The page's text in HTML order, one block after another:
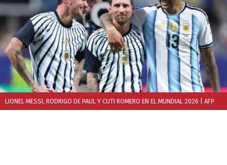
LIONEL MESSI, RODRIGO DE PAUL Y CUTI ROMERO EN EL MUNDIAL 2026 | AFP